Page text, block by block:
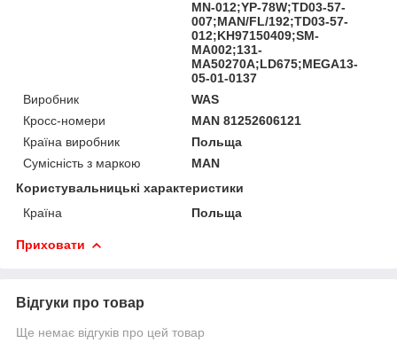
MN-012;YP-78W;TD03-57-
007;MAN/FL/192;TD03-57-
012;KH97150409;SM-
MA002;131-
MA50270A;LD675;MEGA13-
05-01-0137
Виробник
WAS
Кросс-номери
MAN 81252606121
Країна виробник
Польща
Сумісність з маркою
MAN
Користувальницькі характеристики
Країна
Польща
Приховати
Відгуки про товар
Ще немає відгуків про цей товар